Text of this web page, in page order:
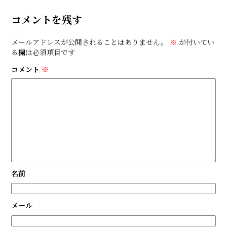
コメントを残す
メールアドレスが公開されることはありません。 ※ が付いてい
る欄は必須項目です
コメント ※
名前
メール